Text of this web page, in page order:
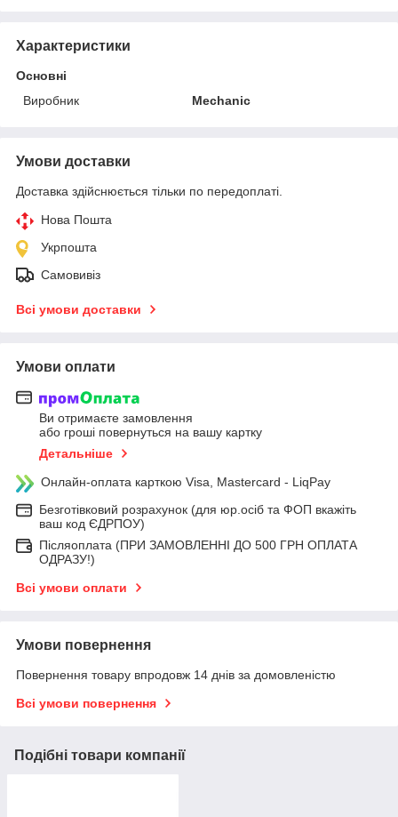
Характеристики
Основні
Виробник
Mechanic
Умови доставки
Доставка здійснюється тільки по передоплаті.
Нова Пошта
Укрпошта
Самовивіз
Всі умови доставки
Умови оплати
Ви отримаєте замовлення
або гроші повернуться на вашу картку
Детальніше
Онлайн-оплата карткою Visa, Mastercard - LiqPay
Безготівковий розрахунок (для юр.осіб та ФОП вкажіть
ваш код ЄДРПОУ)
Післяоплата (ПРИ ЗАМОВЛЕННІ ДО 500 ГРН ОПЛАТА
ОДРАЗУ!)
Всі умови оплати
Умови повернення
Повернення товару впродовж 14 днів за домовленістю
Всі умови повернення
Подібні товари компанії